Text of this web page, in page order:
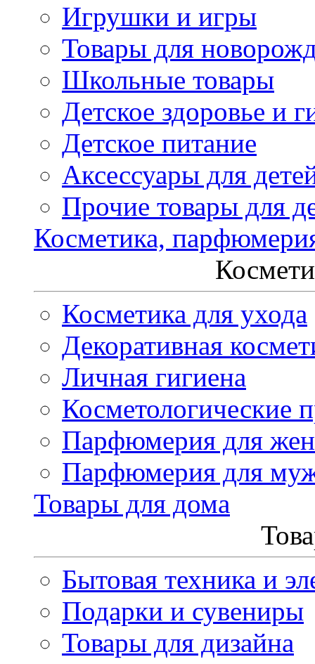
Игрушки и игры
Товары для
Школьные товары
Детское здоровье и
Детское питание
Аксессуары для
Прочие товары для
Косметика,
Косметика для ухода
Декоративная
Личная гигиена
Косметологические
Парфюмерия для
Парфюмерия для
Товары для дома
Бытовая техника и
Подарки и сувениры
Товары для дизайна